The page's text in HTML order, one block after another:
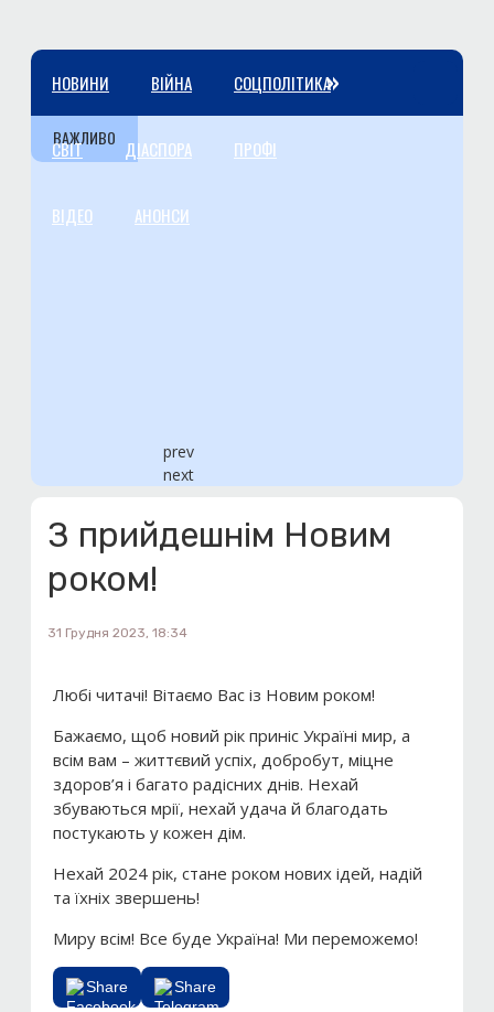
НОВИНИ ВІЙНА СОЦПОЛІТИКА
СВІТ ДІАСПОРА ПРОФІ
ВІДЕО АНОНСИ
»
ВАЖЛИВО
prev
next
З прийдешнім Новим
роком!
31 Грудня 2023, 18:34
Любі читачі! Вітаємо Вас із Новим роком!
Бажаємо, щоб новий рік приніс Україні мир, а
всім вам – життєвий успіх, добробут, міцне
здоров’я і багато радісних днів. Нехай
збуваються мрії, нехай удача й благодать
постукають у кожен дім.
Нехай 2024 рік, стане роком нових ідей, надій
та їхніх звершень!
Миру всім! Все буде Україна! Ми переможемо!
Share Share